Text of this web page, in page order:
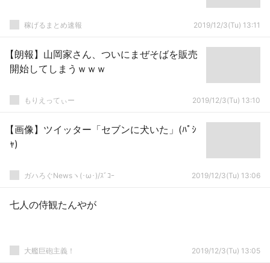
稼げるまとめ速報 2019/12/3(Tu) 13:11
【朗報】山岡家さん、ついにまぜそばを販売
開始してしまうｗｗｗ
もりえってぃー 2019/12/3(Tu) 13:10
【画像】ツイッター「セブンに犬いた」(ﾊﾟｼ
ｬ)
ガハろぐNewsヽ(･ω･)/ｽﾞｺｰ 2019/12/3(Tu) 13:06
七人の侍観たんやが
大艦巨砲主義！ 2019/12/3(Tu) 13:05